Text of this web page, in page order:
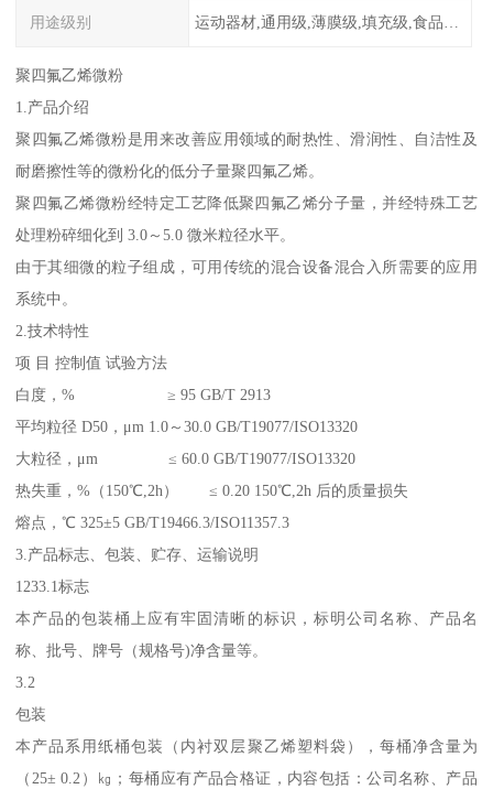
用途级别
聚四氟乙烯微粉
1.产品介绍
聚四氟乙烯微粉是用来改善应用领域的耐热性、滑润性、自洁性及
耐磨擦性等的微粉化的低分子量聚四氟乙烯。
聚四氟乙烯微粉经特定工艺降低聚四氟乙烯分子量，并经特殊工艺
处理粉碎细化到 3.0～5.0 微米粒径水平。
由于其细微的粒子组成，可用传统的混合设备混合入所需要的应用
系统中。
2.技术特性
项 目 控制值 试验方法
白度，% ≥ 95 GB/T 2913
平均粒径 D50，μm 1.0～30.0 GB/T19077/ISO13320
大粒径，μm ≤ 60.0 GB/T19077/ISO13320
热失重，%（150℃,2h） ≤ 0.20 150℃,2h 后的质量损失
熔点，℃ 325±5 GB/T19466.3/ISO11357.3
3.产品标志、包装、贮存、运输说明
1233.1标志
本产品的包装桶上应有牢固清晰的标识，标明公司名称、产品名
称、批号、牌号（规格号)净含量等。
3.2
包装
本产品系用纸桶包装（内衬双层聚乙烯塑料袋），每桶净含量为
（25± 0.2）㎏；每桶应有产品合格证，内容包括：公司名称、产品